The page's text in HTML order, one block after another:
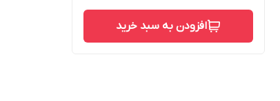
افزودن به سبد خرید